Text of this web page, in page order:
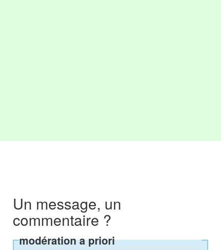
Un message, un
commentaire ?
modération a priori